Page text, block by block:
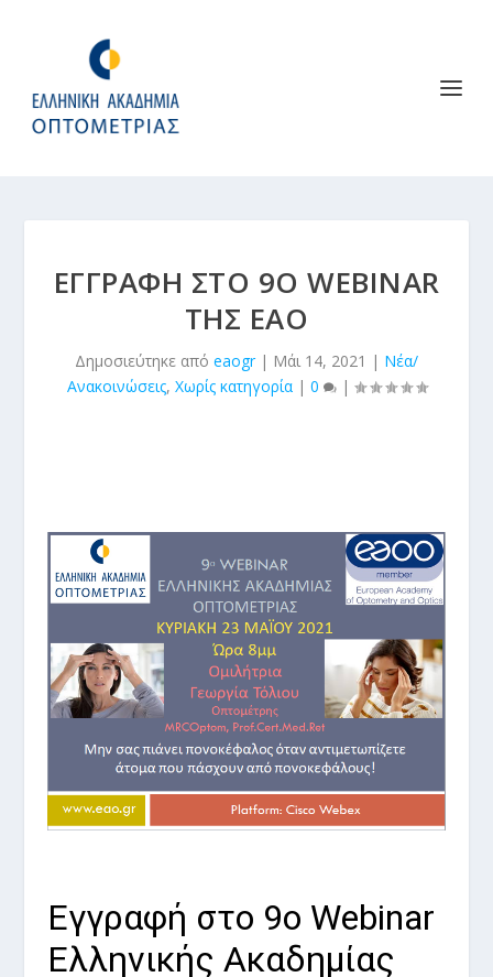
ΕΓΓΡΑΦΉ ΣΤΟ 9Ο WEBINAR
ΤΗΣ ΕΑΟ
Δημοσιεύτηκε από eaogr| Μάι 14, 2021 | Νέα/
Ανακοινώσεις, Χωρίς κατηγορία| 0 |